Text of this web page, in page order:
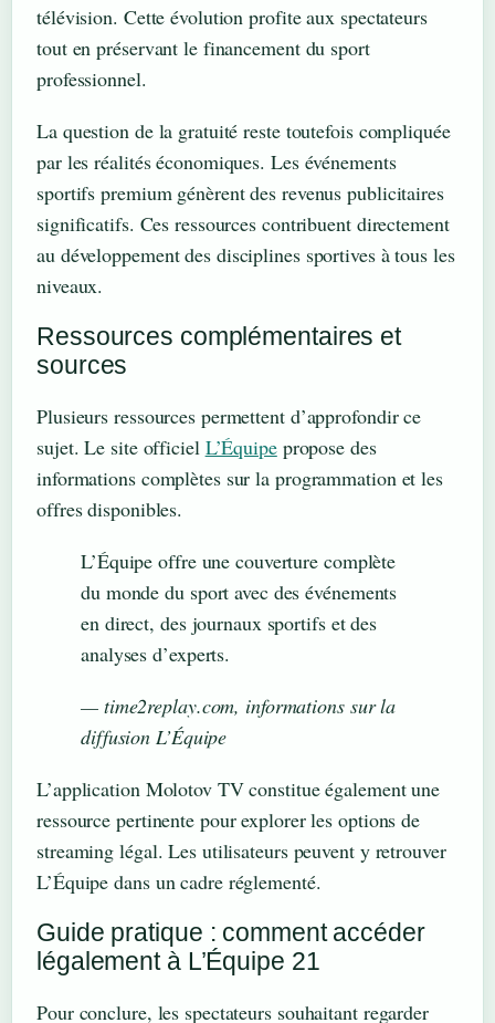
télévision. Cette évolution profite aux spectateurs
tout en préservant le financement du sport
professionnel.
La question de la gratuité reste toutefois compliquée
par les réalités économiques. Les événements
sportifs premium génèrent des revenus publicitaires
significatifs. Ces ressources contribuent directement
au développement des disciplines sportives à tous les
niveaux.
Ressources complémentaires et
sources
Plusieurs ressources permettent d’approfondir ce
sujet. Le site officiel L’Équipepropose des
informations complètes sur la programmation et les
offres disponibles.
L’Équipe offre une couverture complète
du monde du sport avec des événements
en direct, des journaux sportifs et des
analyses d’experts.
— time2replay.com, informations sur la
diffusion L’Équipe
L’application Molotov TV constitue également une
ressource pertinente pour explorer les options de
streaming légal. Les utilisateurs peuvent y retrouver
L’Équipe dans un cadre réglementé.
Guide pratique : comment accéder
légalement à L’Équipe 21
Pour conclure, les spectateurs souhaitant regarder